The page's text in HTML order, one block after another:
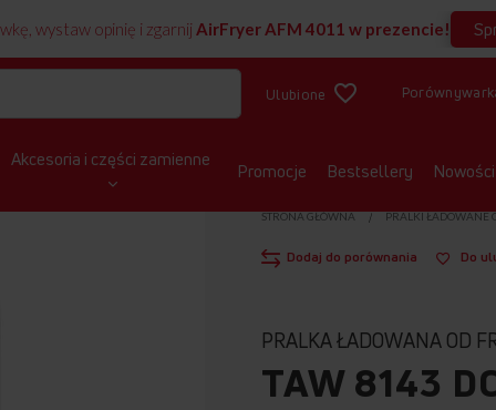
wystaw opinię i zgarnij AirFryer AFM 4011 w prezencie!
Ulubione
Akcesoria i części zamienne Promocje Bestsellery Nowości
STRONA GŁÓWNA PRALKI ŁADOWANE
Dodaj do porównania Do
PRALKA ŁADOWANA OD
TAW 8143